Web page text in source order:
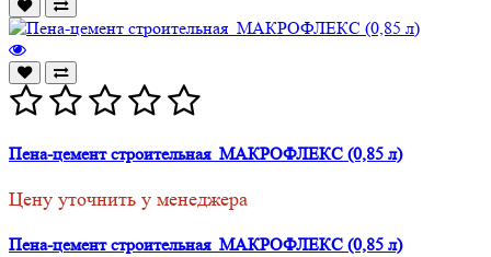
Пена-цемент строительная МАКРОФЛЕКС (0,85 л)
Цену уточнить у менеджера
Пена-цемент строительная МАКРОФЛЕКС (0,85 л)